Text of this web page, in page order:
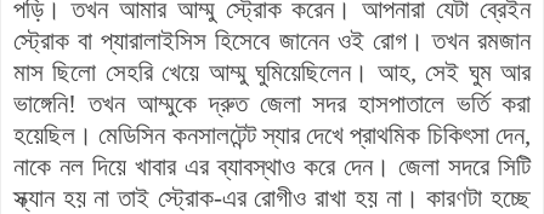
পড়ি। তখন আমার আম্মু স্ট্রোক করেন। আপনারা যেটা ব্রেইন
স্ট্রোক বা প্যারালাইসিস হিসেবে জানেন ওই রোগ। তখন রমজান
মাস ছিলো সেহরি খেয়ে আম্মু ঘুমিয়েছিলেন। আহ, সেই ঘুম আর
ভাঙ্গেনি! তখন আম্মুকে দ্রুত জেলা সদর হাসপাতালে ভর্তি করা
হয়েছিল। মেডিসিন কনসালটেন্ট স্যার দেখে প্রাথমিক চিকিৎসা দেন,
নাকে নল দিয়ে খাবার এর ব্যাবস্থাও করে দেন। জেলা সদরে সিটি
স্ক্যান হয় না তাই স্ট্রোক-এর রোগীও রাখা হয় না। কারণটা হচ্ছে